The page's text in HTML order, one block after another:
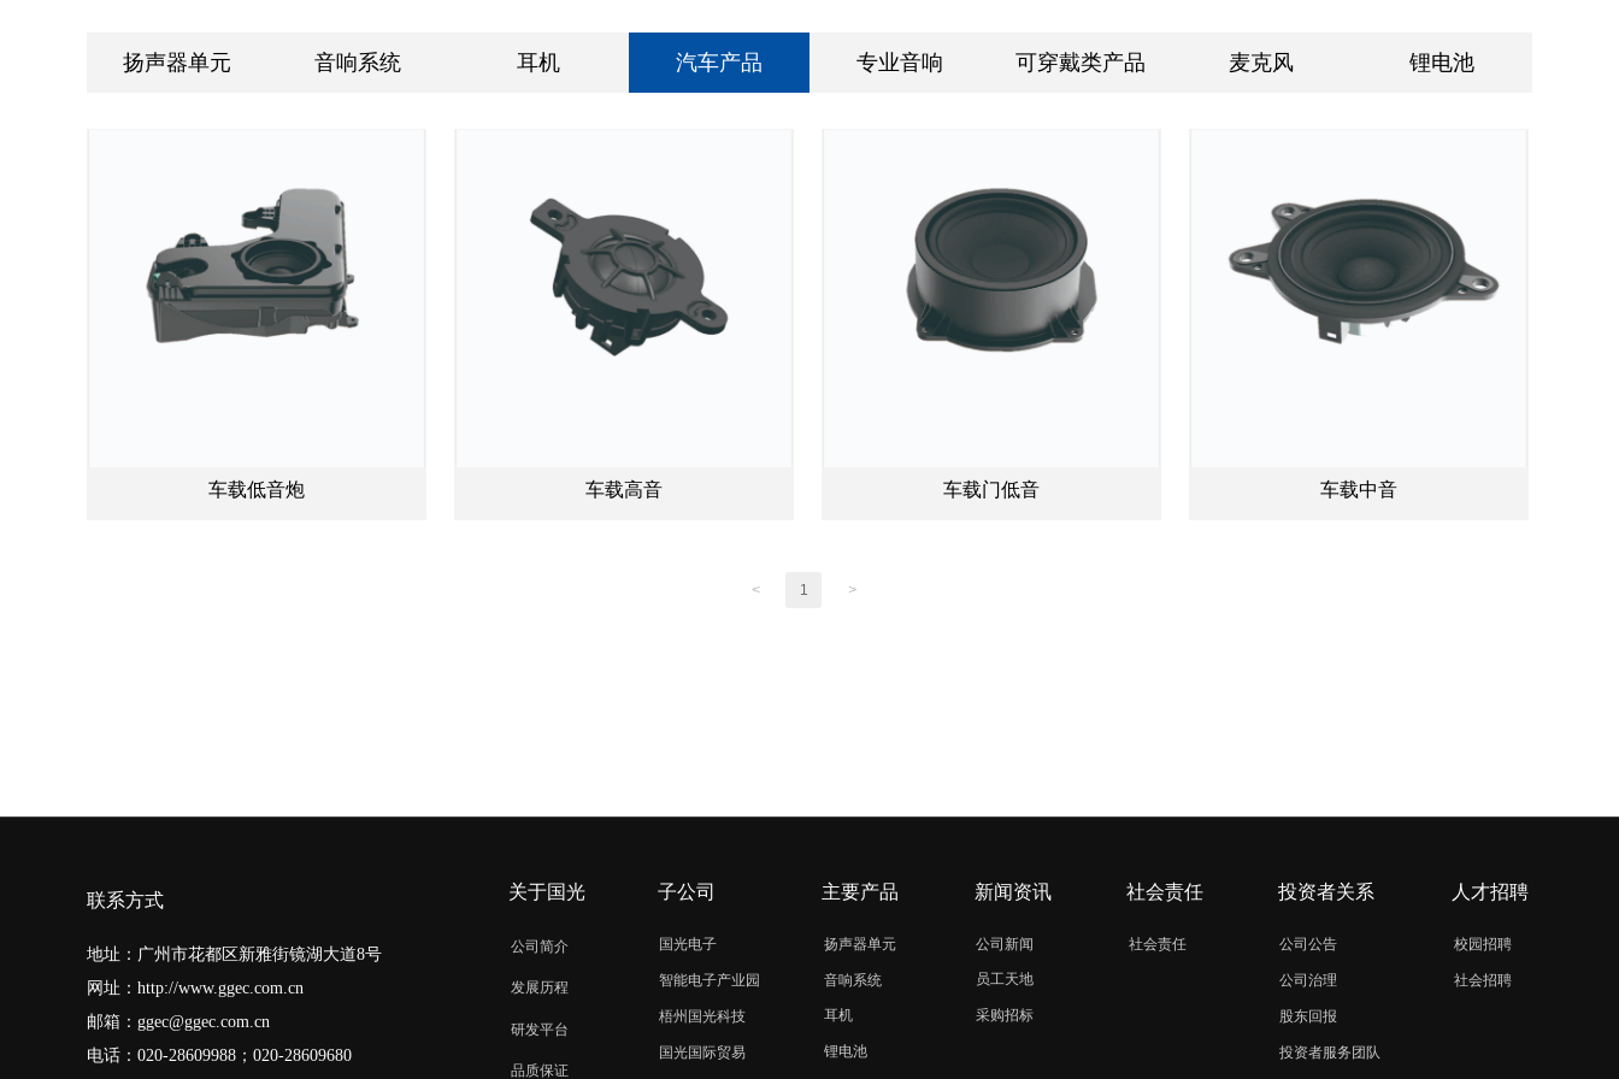
车载低音炮 车载高音 车载门低音 车载中音
< 1 >
扬声器单元 音响系统 耳机 汽车产品 专业音响 可穿戴类产品 麦克风 锂电池
关于国光
公司简介
发展历程
研发平台
品质保证
国光电子
智能电子产业园
梧州国光科技
国光国际贸易
子公司
公司新闻
员工天地
采购招标
新闻资讯
扬声器单元
音响系统
耳机
锂电池
主要产品
公司公告
公司治理
股东回报
投资者服务团队
投资者关系
校园招聘
社会招聘
人才招聘
地址：广州市花都区新雅街镜湖大道8号
网址： http://www.ggec.com.cn
邮箱： ggec@ggec.com.cn
电话：020-28609988； 020-28609680
联系方式
社会责任
社会责任